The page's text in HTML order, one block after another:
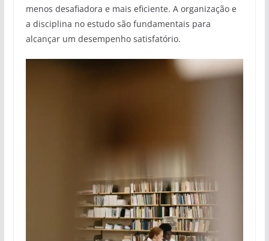
menos desafiadora e mais eficiente. A organização e
a disciplina no estudo são fundamentais para
alcançar um desempenho satisfatório.